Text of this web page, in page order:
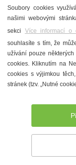
Prohlášení o
Soubory cookies
našimi webovými
sekci Více informací o
souhlasíte s tím, že
užívání pouze
cookies. Kliknutím na
cookies s výjimkou
stránek (tzv. „Nutné